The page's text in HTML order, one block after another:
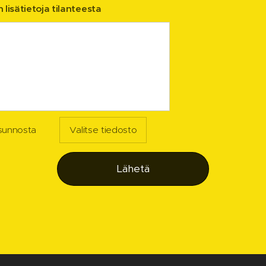
lisätietoja tilanteesta
Valitse tiedosto
Lähetä